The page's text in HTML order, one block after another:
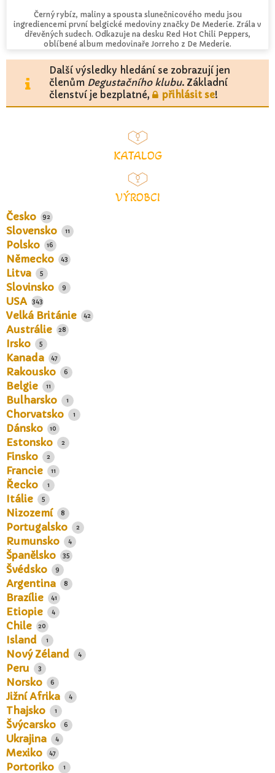
Černý rybíz, maliny a spousta slunečnicového medu jsou
ingrediencemi první belgické medoviny značky De Mederie. Zrála v
dřevěných sudech. Odkazuje na desku Red Hot Chili Peppers,
oblíbené album medovinaře Jorreho z De Mederie.
Další výsledky hledání se zobrazují jen
členům Degustačního klubu. Základní
členství je bezplatné,
přihlásit se!
KATALOG
VÝROBCI
Česko 92
Slovensko 11
Polsko 16
Německo 43
Litva 5
Slovinsko 9
USA 343
Velká Británie 42
Austrálie 28
Irsko 5
Kanada 47
Rakousko 6
Belgie 11
Bulharsko 1
Chorvatsko 1
Dánsko 10
Estonsko 2
Finsko 2
Francie 11
Řecko 1
Itálie 5
Nizozemí 8
Portugalsko 2
Rumunsko 4
Španělsko 35
Švédsko 9
Argentina 8
Brazílie 41
Etiopie 4
Chile 20
Island 1
Nový Zéland 4
Peru 3
Norsko 6
Jižní Afrika 4
Thajsko 1
Švýcarsko 6
Ukrajina 4
Mexiko 47
Portoriko 1